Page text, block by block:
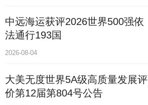
中远海运获评2026世界500强依
法通行193国
2026-08-04
大美无度世界5A级高质量发展评
价第12届第804号公告